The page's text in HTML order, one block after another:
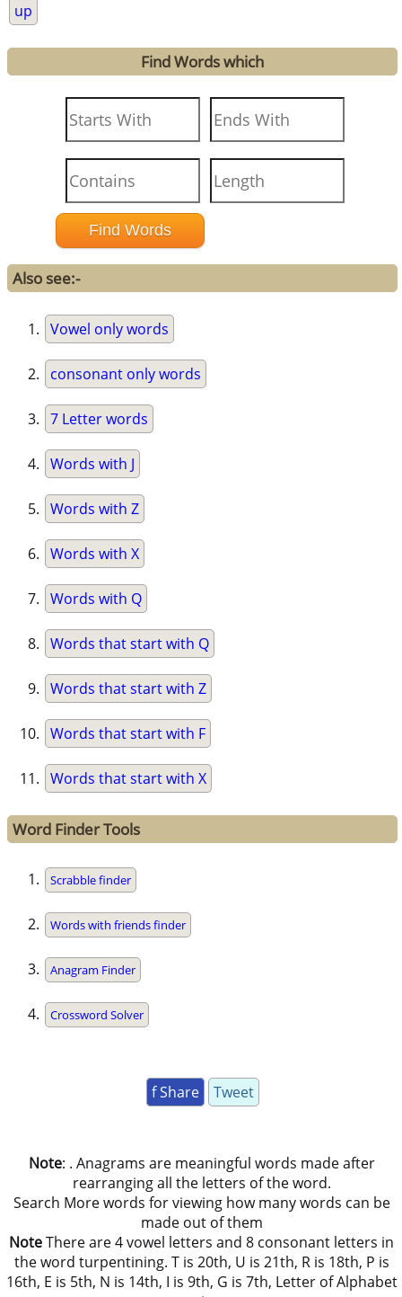
up
Find Words which
Also see:-
Vowel only words
consonant only words
7 Letter words
Words with J
Words with Z
Words with X
Words with Q
Words that start with Q
Words that start with Z
Words that start with F
Words that start with X
Word Finder Tools
Scrabble finder
Words with friends finder
Anagram Finder
Crossword Solver
f Share Tweet
Note: . Anagrams are meaningful words made after
rearranging all the letters of the word.
Search More words for viewing how many words can be
made out of them
NoteThere are 4 vowel letters and 8 consonant letters in
the word turpentining. T is 20th, U is 21th, R is 18th, P is
16th, E is 5th, N is 14th, I is 9th, G is 7th, Letter of Alphabet